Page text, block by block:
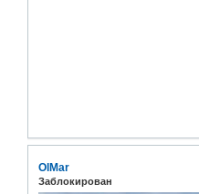
OlMar
Заблокирован